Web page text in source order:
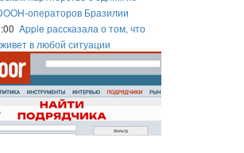
операторов Бразилии
Apple рассказала о том, что
в любой ситуации